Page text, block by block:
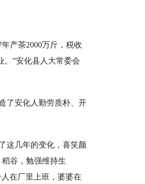
产茶2000万斤，税收
。”安化县人大常委会
了安化人勤劳质朴、开
这几年的变化，喜笑颜
谷，勉强维持生
在厂里上班，婆婆在